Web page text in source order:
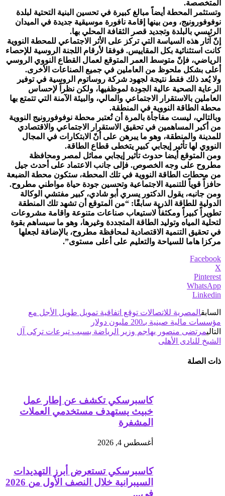
المتخصصة.
وتستثمر المحطة أيضاً مبالغ كبيرة في تحسين البنية التحتية لبلدة
نوفوفورونيج، ومن بينها إقامة نافورة موسيقية جديدة في الميدان
الرئيسي بالبلدة وتجديد قصر الثقافة المحلي بها.
إنّ آثار هذه السياسة التي تركز على الأثر الاجتماعي للمحطة النووية
كانت استثنائية بكل المقاييس. فوفقا لأرقام اللجنة الروسية للإحصاء
الرياضي، فإنّ متوسط العمر المتوقع لعمال القطاع النووي الروسي
أعلى بشكل ملحوظ من العاملين في جميع الصناعات الأخرى.
ولا يُعد ذلك فقط نتيجة لجهود شركة روساتوم الروسية في توفير
الرعاية الصحية عالية الجودة لموظفيها، ولكن نظراً لإحساس
العاملين بالاستقرار الاجتماعي والمالي، والبيئة الآمنة التي تتمتع بها
محطة الطاقة النووية في المنطقة.
وبالتالي، ليست مفاجأة بالمرة أن تُعتبر محطة نوفوفورونيج النووية
من أكبر المساهمين في تحقيق الاستقرار الاجتماعي والاقتصادي
للمدينة والمنطقة، وهو ما يبرهن على أنّ الابتكارات في المجال
النووي لها تأثير إيجابي كبير يتخطى قطاع الطاقة.
ومن المتوقع أيضا حدوث تأثير إيجابي مماثل لمصر ومحافظة
مطروح على وجه الخصوص. فإلى جانب الاعتماد على أحدث جيل
من محطات الطاقة النووية في تلك المحطة، ستكون محطة الضبعة
حافزاً قوياً للتنمية الاجتماعية وتحسين جودة حياة مواطني مطروح.
ومن جانبه، يقول الدكتور يسري أبو شادي، كبير مفتشي الوكالة
الدولية للطاقة الذرية سابقًا: “من المتوقع أن تشهد تلك المنطقة
تطويراً كبيراً ومكثفاً لاستيعاب صناعات متنوعة واقامة مشروعات
لتحلية المياه وتوليد الطاقة المتجددة وغيرها، وهو ما سيساهم بقوة
في تحقيق التنمية الاقتصادية لمحافظة مطروح، بالإضافة لجعلها
مركزا هاما للسياحة والتعليم على أعلى مستوى”.
Facebook
X
Pinterest
WhatsApp
Linkedin
السابقالمصرية للاتصالات توقع اتفاقية تمويل طويل الأجل مع
مؤسسات مالية صينية بـ200 مليون دولار
التاليمرتضى منصور يهاجم وزير الرياضة بسبب تبرعات تركى آل
الشيخ للنادى الأهلى
ذات الصلة
كاسبرسكي تكشف عن إطار عمل
خبيث يستهدف مستخدمي العملات
المشفرة
أغسطس 4, 2026
كاسبرسكي تستعرض أبرز التهديدات
السيبرانية خلال النصف الأول من 2026
في...